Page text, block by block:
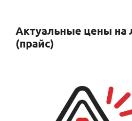
Актуальные цены на
(прайс)